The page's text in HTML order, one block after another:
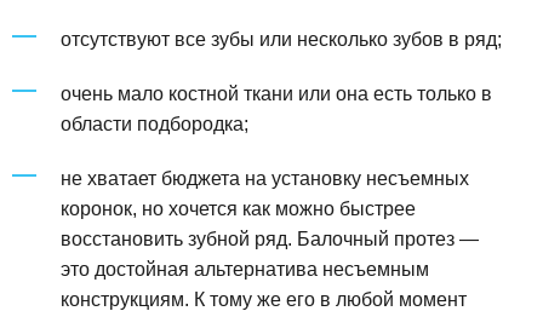
отсутствуют все зубы или несколько зубов в ряд;
очень мало костной ткани или она есть только в
области подбородка;
не хватает бюджета на установку несъемных
коронок, но хочется как можно быстрее
восстановить зубной ряд. Балочный протез —
это достойная альтернатива несъемным
конструкциям. К тому же его в любой момент